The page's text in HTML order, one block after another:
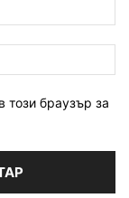
този браузър за